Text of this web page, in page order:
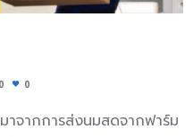
าร มอเตอร์สปอร์ต และการ
อเส้นใยพลาสติก เส้นใย
0 0
จากการส่งนมสดจากฟาร์ม